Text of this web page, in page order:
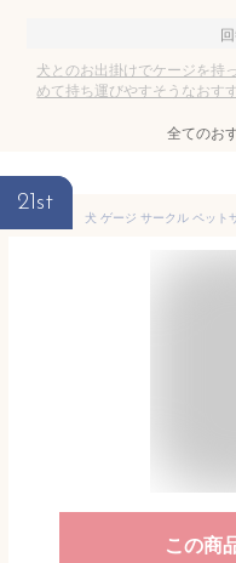
犬とのお出掛けでケージを持
めて持ち運びやすそうなおす
全てのお
21st
この商